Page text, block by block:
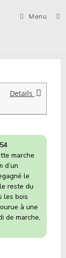
Menu
Details
54
marche
d’un
le
reste du
les bois
à une
de marche,